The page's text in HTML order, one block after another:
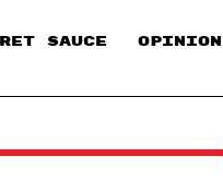
SAUCE​ OPINION